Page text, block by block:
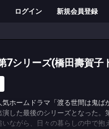
ログイン 新規会員登録
7シリーズ(橋田壽賀子
ホームドラマ「渡る世間は鬼ば
した最後のシリーズとなった。
ながら、日々の暮らしの中で抱